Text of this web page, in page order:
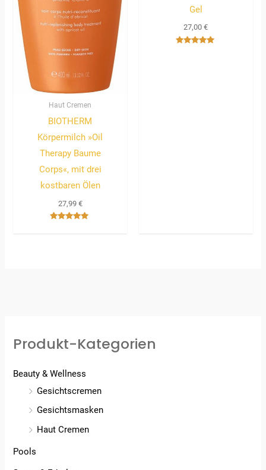
Haut Cremen
BIOTHERM
Körpermilch »Oil
Therapy Baume
Corps«, mit drei
kostbaren Ölen
27,99 €
Gel
27,00€
Produkt-Kategorien
Beauty & Wellness
Gesichtscremen
Gesichtsmasken
Haut Cremen
Pools